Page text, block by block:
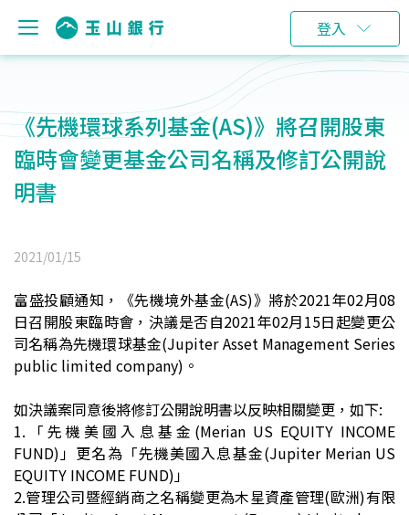
登入
《先機環球系列基金(AS)》將召開股東
臨時會變更基金公司名稱及修訂公開說
明書
2021/01/15
富盛投顧通知，《先機境外基金(AS)》將於2021年02月08
日召開股東臨時會，決議是否自2021年02月15日起變更公
司名稱為先機環球基金(Jupiter Asset Management Series
public limited company)。
如決議案同意後將修訂公開說明書以反映相關變更，如下:
1. 「先機美國入息基金(Merian US EQUITY INCOME
FUND)」更名為「先機美國入息基金(Jupiter Merian US
EQUITY INCOME FUND)」
2.管理公司暨經銷商之名稱變更為木星資產管理(歐洲)有限